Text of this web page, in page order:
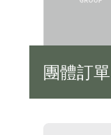
團體訂單